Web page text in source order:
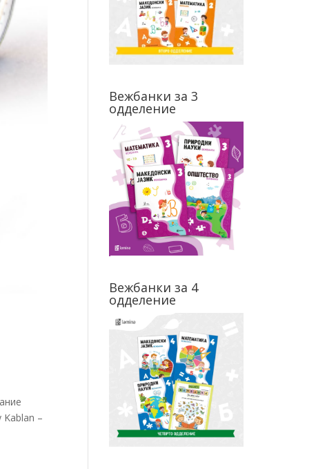
Kablan –
Вежбанки за 3
одделение
Вежбанки за 4
одделение